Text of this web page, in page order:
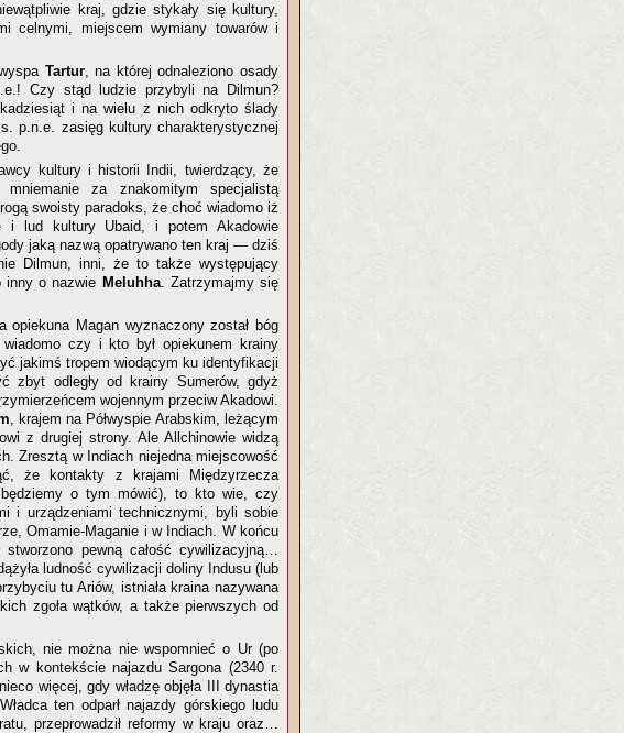
kraj, gdzie stykały się kultury,
celnymi, miejscem wymiany towarów i
Tartur, na której odnaleziono osady
Czy stąd ludzie przybyli na Dilmun?
i na wielu z nich odkryto ślady
p.n.e. zasięg kultury charakterystycznej
kultury i historii Indii, twierdzący, że
mniemanie za znakomitym specjalistą
swoisty paradoks, że choć wiadomo iż
i lud kultury Ubaid, i potem Akadowie
jaką nazwą opatrywano ten kraj — dziś
Dilmun, inni, że to także występujący
o nazwie Meluhha. Zatrzymajmy się
Magan wyznaczony został bóg
czy i kto był opiekunem krainy
jakimś tropem wiodącym ku identyfikacji
zbyt odległy od krainy Sumerów, gdyż
wojennym przeciw Akadowi.
, krajem na Półwyspie Arabskim, leżącym
z drugiej strony. Ale Allchinowie widzą
Zresztą w Indiach niejedna miejscowość
że kontakty z krajami Międzyrzecza
będziemy o tym mówić), to kto wie, czy
i urządzeniami technicznymi, byli sobie
Omamie-Maganie i w Indiach. W końcu
pewną całość cywilizacyjną…
ludność cywilizacji doliny Indusu (lub
tu Ariów, istniała kraina nazywana
zgoła wątków, a także pierwszych od
nie można nie wspomnieć o Ur (po
w kontekście najazdu Sargona (2340 r.
więcej, gdy władzę objęła III dynastia
ten odparł najazdy górskiego ludu
przeprowadził reformy w kraju oraz…